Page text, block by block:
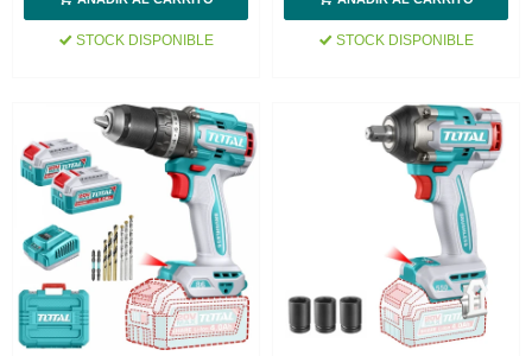
STOCK DISPONIBLE STOCK DISPONIBLE